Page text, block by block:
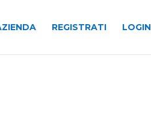
REGISTRATI LOGIN